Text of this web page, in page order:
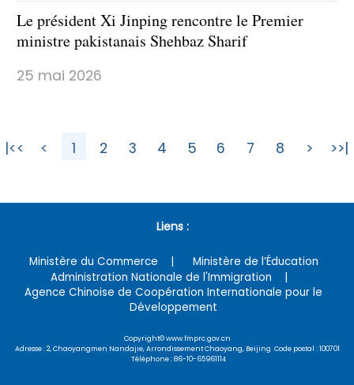
Le président Xi Jinping rencontre le Premier
ministre pakistanais Shehbaz Sharif
25 mai 2026
|<< < 1 2 3 4 5 6 7 8 > >>|
Liens :
Ministère du Commerce
Ministère de l’Éducation
Administration Nationale de l'Immigration
Agence Chinoise de Coopération Internationale pour le
Développement
Copyright© www.fmprc.gov.cn
Adresse : 2, Chaoyangmen Nandajie, Arrondissement Chaoyang, Beijing Code postal : 100701
Téléphone : 86-10-65961114